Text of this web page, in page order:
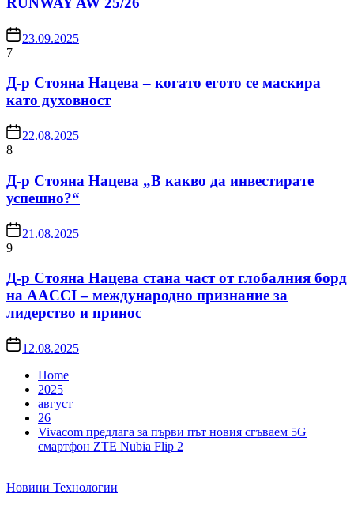
23.09.2025
7
Д-р Стояна Нацева – когато егото се маскира
като духовност
22.08.2025
8
Д-р Стояна Нацева „В какво да инвестирате
успешно?“
21.08.2025
9
Д-р Стояна Нацева стана част от глобалния борд
на AACCI – международно признание за
лидерство и принос
12.08.2025
Home
2025
август
26
Vivacom предлага за първи път новия сгъваем 5G
смартфон ZTE Nubia Flip 2
Новини Технологии